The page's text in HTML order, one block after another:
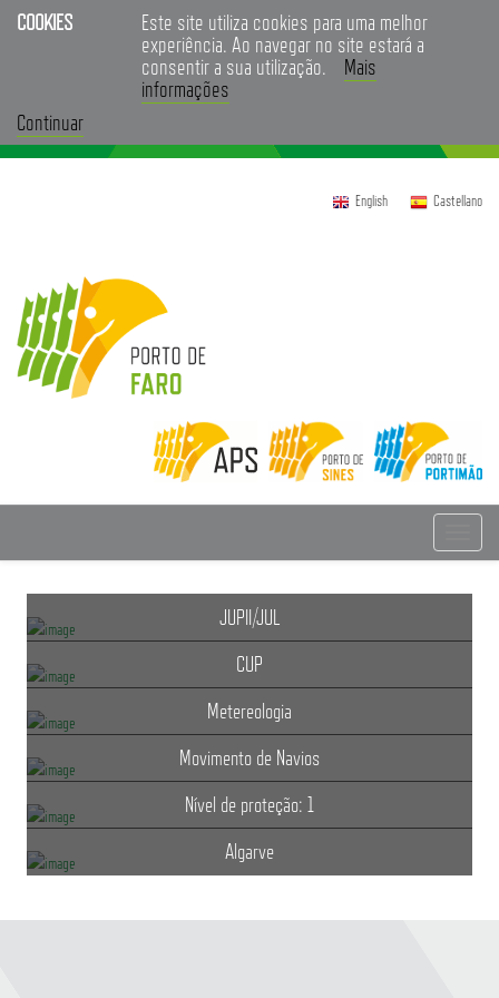
COOKIES
Este site utiliza cookies para uma melhor
experiência. Ao navegar no site estará a
consentir a sua utilização. Mais
informações
Continuar
English Castellano
JUPII/JUL
CUP
Metereologia
Movimento de Navios
Nível de proteção: 1
Algarve